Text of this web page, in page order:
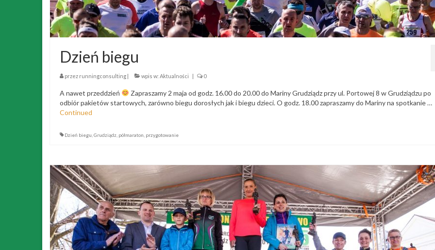
Dzień biegu
przez runningconsulting | wpis w: Aktualności | 0
A nawet przeddzień
Zapraszamy 2 maja od godz. 16.00 do 20.00 do Mariny Grudziądz przy ul. Portowej 8 w Grudziądzu po
odbiór pakietów startowych, zarówno biegu dorosłych jak i biegu dzieci. O godz. 18.00 zapraszamy do Mariny na spotkanie …
Continued
Dzień biegu Grudziądz półmaraton przygotowanie